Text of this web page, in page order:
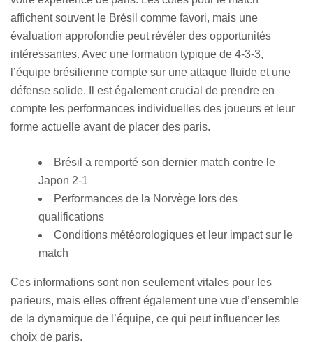
affichent souvent le Brésil comme favori, mais une
évaluation approfondie peut révéler des opportunités
intéressantes. Avec une formation typique de 4-3-3,
l’équipe brésilienne compte sur une attaque fluide et une
défense solide. Il est également crucial de prendre en
compte les performances individuelles des joueurs et leur
forme actuelle avant de placer des paris.
Brésil a remporté son dernier match contre le
Japon 2-1
Performances de la Norvège lors des
qualifications
Conditions météorologiques et leur impact sur le
match
Ces informations sont non seulement vitales pour les
parieurs, mais elles offrent également une vue d’ensemble
de la dynamique de l’équipe, ce qui peut influencer les
choix de paris.